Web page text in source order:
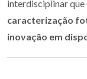
interdisciplinar
caracterização
inovação em